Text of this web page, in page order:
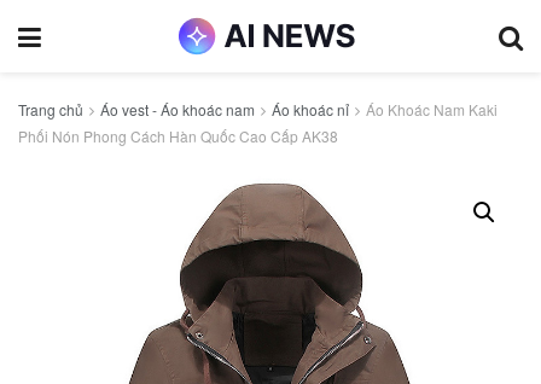
Trang chủ Áo vest - Áo khoác nam Áo khoác nỉ
Áo Khoác Nam Kaki
Phối Nón Phong Cách Hàn Quốc Cao Cấp AK38